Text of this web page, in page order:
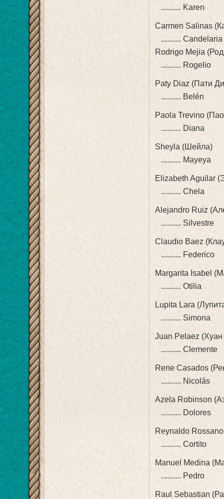
.......... Karen
Carmen Salinas
.......... Candelaria
Rodrigo Mejia
.......... Rogelio
Paty Diaz (Пати
.......... Belén
Paola Trevino
.......... Diana
Sheyla (Шейла)
.......... Mayeya
Elizabeth Aguilar
.......... Chela
Alejandro Ruiz
.......... Silvestre
Claudio Baez
.......... Federico
Margarita Isabel
.......... Otilia
Lupita Lara
.......... Simona
Juan Pelaez
.......... Clemente
Rene Casados
.......... Nicolás
Azela Robinson
.......... Dolores
Reynaldo
.......... Cortito
Manuel Medina
.......... Pedro
Raul Sebastian